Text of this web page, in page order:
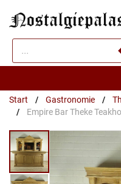
Inhalt
springen
Products
search
Start / Gastronomie /
/
Empire Bar Theke